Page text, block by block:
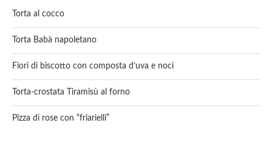
Torta al cocco
Torta Babà napoletano
Fiori di biscotto con composta d’uva e noci
Torta-crostata Tiramisù al forno
Pizza di rose con “friarielli”